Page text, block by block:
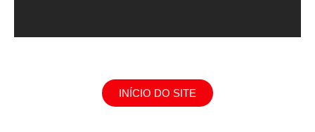
INÍCIO DO SITE